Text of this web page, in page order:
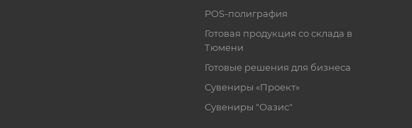
POS-полиграфия
Готовая продукция со склада в
Тюмени
Готовые решения для бизнеса
Сувениры «Проект»
Сувениры "Оазис"